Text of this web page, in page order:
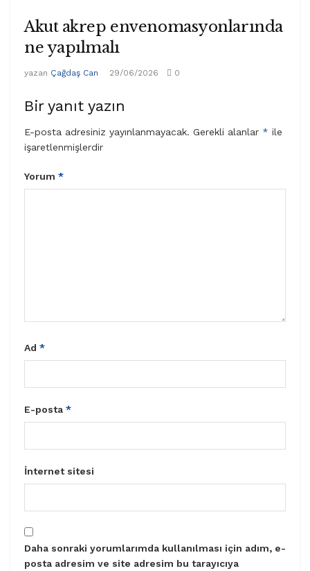
Akut akrep envenomasyonlarında
ne yapılmalı
yazan Çağdaş Can 29/06/2026 0
Bir yanıt yazın
E-posta adresiniz yayınlanmayacak. Gerekli alanlar * ile
işaretlenmişlerdir
Yorum *
Ad *
E-posta *
İnternet sitesi
Daha sonraki yorumlarımda kullanılması için adım, e-
posta adresim ve site adresim bu tarayıcıya